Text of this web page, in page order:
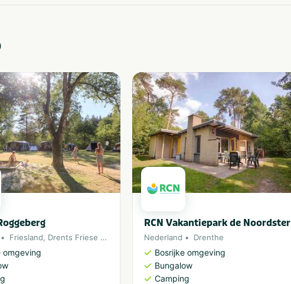
Friesland, Drents Friese Wold
omgeving
RCN Vakantiepark de Noordster
Nederland Drenthe
Bosrijke omgeving
Bungalow
Camping